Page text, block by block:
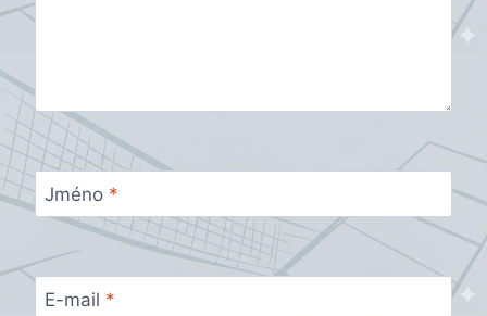
Jméno *
E-mail *